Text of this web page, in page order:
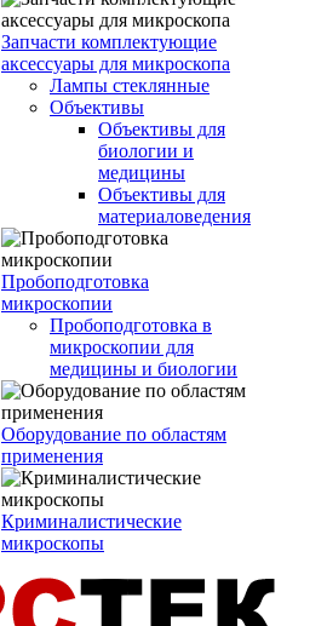
Запчасти комплектующие
аксессуары для микроскопа
Лампы стеклянные
Объективы
Объективы для
биологии и
медицины
Объективы для
материаловедения
Пробоподготовка
микроскопии
Пробоподготовка в
микроскопии для
медицины и биологии
Оборудование по областям
применения
Криминалистические
микроскопы